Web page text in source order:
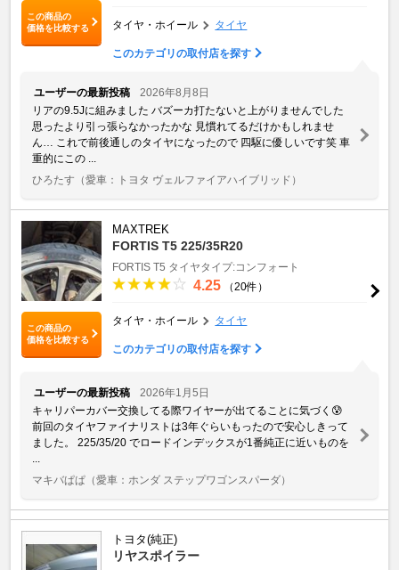
この商品の
価格を比較する
タイヤ・ホイール タイヤ
このカテゴリの取付店を探す
ユーザーの最新投稿
2026年8月8日
リアの9.5Jに組みました バズーカ打たないと上がりませんでした
思ったより引っ張らなかったかな 見慣れてるだけかもしれませ
ん… これで前後通しのタイヤになったので 四駆に優しいです笑 車
重的にこの ...
ひろたす （愛車：トヨタ ヴェルファイアハイブリッド）
この商品の
価格を比較する
MAXTREK
FORTIS T5 225/35R20
FORTIS T5 タイヤタイプ:コンフォート
4.25 （20件）
タイヤ・ホイール タイヤ
このカテゴリの取付店を探す
ユーザーの最新投稿
2026年1月5日
キャリパーカバー交換してる際ワイヤーが出てることに気づく😰
前回のタイヤファイナリストは3年ぐらいもったので安心しきって
ました。 225/35/20 でロードインデックスが1番純正に近いものを
マキバぱぱ （愛車：ホンダ ステップワゴンスパーダ）
トヨタ(純正)
リヤスポイラー